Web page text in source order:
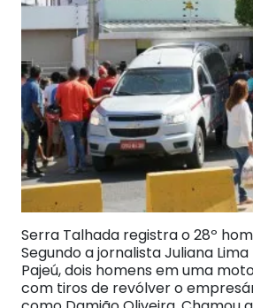
Serra Talhada registra o 28º
Segundo a jornalista Juliana
Pajeú, dois homens em uma
com tiros de revólver o